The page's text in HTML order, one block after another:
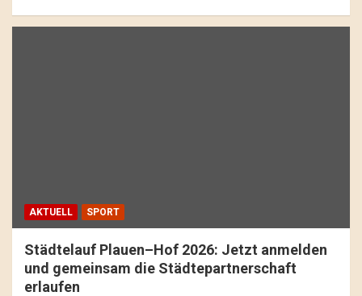
AKTUELL SPORT
Städtelauf Plauen–Hof 2026: Jetzt anmelden
und gemeinsam die Städtepartnerschaft
erlaufen